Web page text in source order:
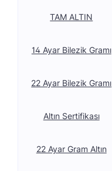
TAM ALTIN
14 Ayar Bilezik Gramı
22 Ayar Bilezik Gramı
Altın Sertifikası
22 Ayar Gram Altın